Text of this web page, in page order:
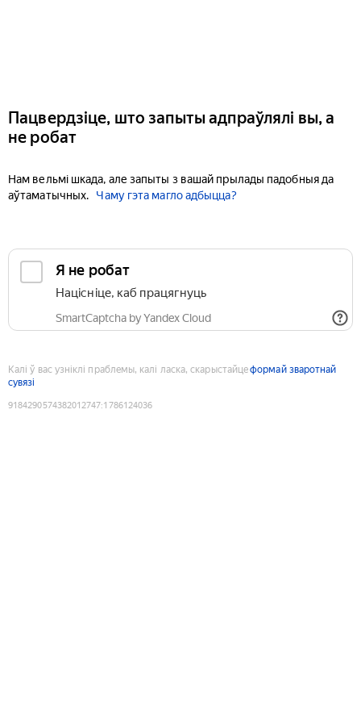
Пацвердзіце, што запыты адпраўлялі вы, а
не робат
Нам вельмі шкада, але запыты з вашай прылады падобныя да
аўтаматычных.
Чаму гэта магло адбыцца?
Я не робат
Націсніце, каб працягнуць
SmartCaptcha by Yandex Cloud
Калі ў вас узніклі праблемы, калі ласка, скарыстайцеформай зваротнай
сувязі
9184290574382012747:1786124036